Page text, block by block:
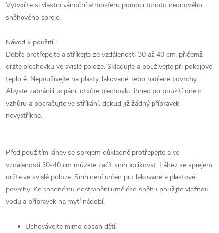
Vytvořte si vlastní vánoční atmosféru pomocí tohoto neonového
sněhového spreje.
Návod k použití :
Dobře protřepejte a stříkejte ze vzdálenosti 30 až 40 cm, přičemž
držte plechovku ve svislé poloze. Skladujte a používejte při pokojové
teplotě. Nepoužívejte na plasty, lakované nebo natřené povrchy.
Abyste zabránili ucpání, otočte plechovku ihned po použití dnem
vzhůru a pokračujte ve stříkání, dokud již žádný přípravek
nevystříkne.
Před použitím láhev se sprejem důkladně protřepejte a ve
vzdálenosti 30-40 cm můžete začít sníh aplikovat. Láhev se sprejem
držte ve svislé poloze. Sníh není určen pro lakované a plastové
povrchy. Ke snadnému odstranění umělého sněhu použijte vlažnou
vodu a přípravek na mytí nádobí.
Uchovávejte mimo dosah dětí.